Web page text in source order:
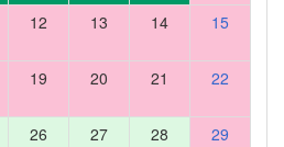
12 13 14 15
19 20 21 22
26 27 28 29